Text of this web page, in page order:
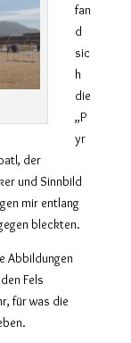
fan
d
sic
h
die
„P
yr
der
und Sinnbild
mir entlang
bleckten.
Abbildungen
Fels
für was die